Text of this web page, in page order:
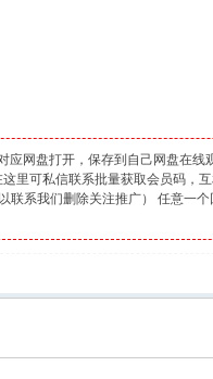
应网盘打开，保存到自己网盘在线
里可私信联系批量获取会员码，
系我们删除关注推广） 任意一